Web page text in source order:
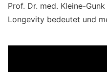
Prof. Dr. med. Kleine-
Longevity bedeutet und